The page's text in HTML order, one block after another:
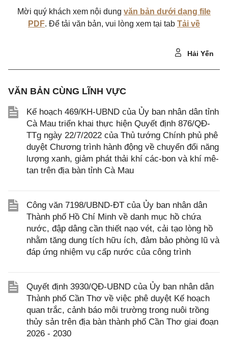
Mời quý khách xem nội dung văn bản dưới dạng file
PDF. Để tải văn bản, vui lòng xem tại tab Tải về
Hải Yến
VĂN BẢN CÙNG LĨNH VỰC
Kế hoạch 469/KH-UBND của Ủy ban nhân dân tỉnh
Cà Mau triển khai thực hiện Quyết định 876/QĐ-
TTg ngày 22/7/2022 của Thủ tướng Chính phủ phê
duyệt Chương trình hành động về chuyển đổi năng
lượng xanh, giảm phát thải khí các-bon và khí mê-
tan trên địa bàn tỉnh Cà Mau
Công văn 7198/UBND-ĐT của Ủy ban nhân dân
Thành phố Hồ Chí Minh về danh mục hồ chứa
nước, đập dâng cần thiết nạo vét, cải tạo lòng hồ
nhằm tăng dung tích hữu ích, đảm bảo phòng lũ và
đáp ứng nhiệm vụ cấp nước của công trình
Quyết định 3930/QĐ-UBND của Ủy ban nhân dân
Thành phố Cần Thơ về việc phê duyệt Kế hoạch
quan trắc, cảnh báo môi trường trong nuôi trồng
thủy sản trên địa bàn thành phố Cần Thơ giai đoạn
2026 - 2030